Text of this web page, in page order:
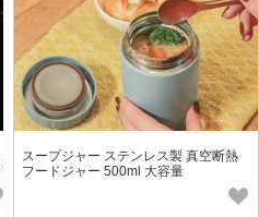
スープジャー ステンレス製 真空断熱
フードジャー 500ml 大容量